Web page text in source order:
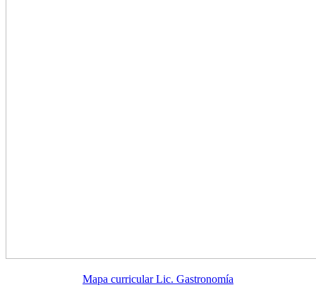
Mapa curricular Lic. Gastronomía